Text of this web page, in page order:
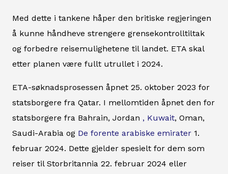
Med dette i tankene håper den britiske regjeringen
å kunne håndheve strengere grensekontrolltiltak
og forbedre reisemulighetene til landet. ETA skal
etter planen være fullt utrullet i 2024.
ETA-søknadsprosessen åpnet 25. oktober 2023 for
statsborgere fra Qatar. I mellomtiden åpnet den for
statsborgere fra Bahrain, Jordan , Kuwait, Oman,
Saudi-Arabia og De forente arabiske emirater 1.
februar 2024. Dette gjelder spesielt for dem som
reiser til Storbritannia 22. februar 2024 eller